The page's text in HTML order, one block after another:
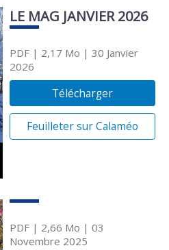
LE MAG JANVIER 2026
PDF| 2,17 Mo | 30 Janvier
2026
Télécharger
Feuilleter sur Calaméo
PDF| 2,66 Mo | 03
Novembre 2025